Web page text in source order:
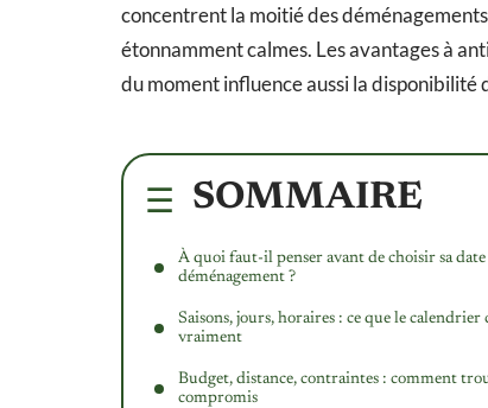
concentrent la moitié des
étonnamment calmes. Les avantages à
du moment influence aussi la disponibilité
SOMMAIRE
À quoi faut-il penser avant de choisir sa date
déménagement ?
Saisons, jours, horaires : ce que le calendrier
vraiment
Budget, distance, contraintes : comment
compromis